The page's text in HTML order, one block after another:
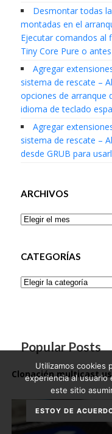
Desmontar todas
montadas en el
Ejecutar comandos al
Tiny Core Pure o
Agregar
sistema de rescate –
opciones de arranque
idioma de teclado
Agregar
sistema de rescate –
desde GRUB para
ARCHIVOS
Archivos
CATEGORÍAS
Categorías
Popular Posts
Clonación multicast
Utilizamos cookies
experiencia al usuario
este sitio
ESTOY DE